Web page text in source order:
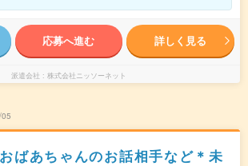
応募へ進む 詳しく見る
派遣会社 株式会社ニッソーネット
ばあちゃんのお話相手など＊未